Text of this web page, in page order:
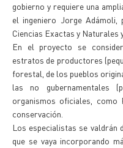
gobierno y requiere una
el ingeniero Jorge
Ciencias Exactas y Naturales
En el proyecto se
estratos de productores
forestal, de los pueblos
las no gubernamentales
organismos oficiales, como
conservación.
Los especialistas se valdrán
que se vaya incorporando